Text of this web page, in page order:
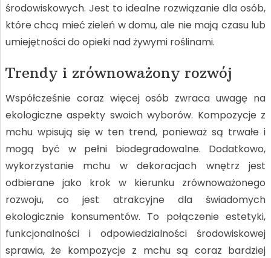
środowiskowych. Jest to idealne rozwiązanie dla osób,
które chcą mieć zieleń w domu, ale nie mają czasu lub
umiejętności do opieki nad żywymi roślinami.
Trendy i zrównoważony rozwój
Współcześnie coraz więcej osób zwraca uwagę na
ekologiczne aspekty swoich wyborów. Kompozycje z
mchu wpisują się w ten trend, ponieważ są trwałe i
mogą być w pełni biodegradowalne. Dodatkowo,
wykorzystanie mchu w dekoracjach wnętrz jest
odbierane jako krok w kierunku zrównoważonego
rozwoju, co jest atrakcyjne dla świadomych
ekologicznie konsumentów. To połączenie estetyki,
funkcjonalności i odpowiedzialności środowiskowej
sprawia, że kompozycje z mchu są coraz bardziej